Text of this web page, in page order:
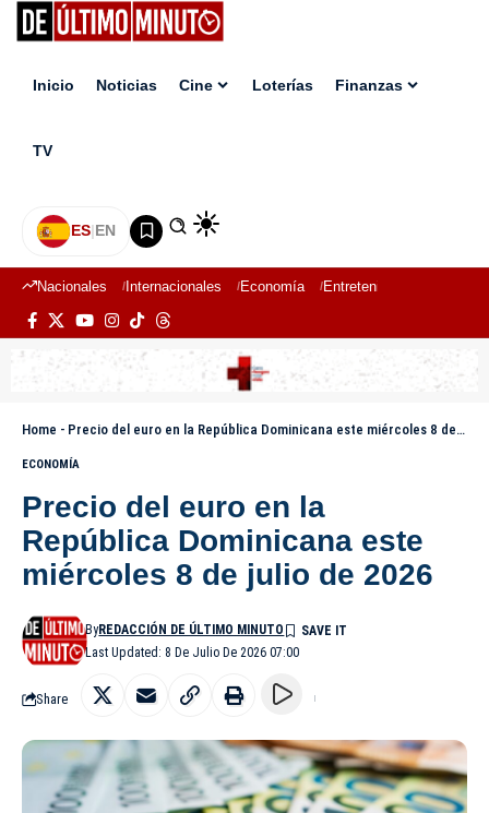
Inicio Noticias Cine Loterías Finanzas
TV
ES|EN
Nacionales Internacionales Economía Entretenimiento
Home - Precio del euro en la República Dominicana este miércoles 8 de julio de 2026
ECONOMÍA
Precio del euro en la
República Dominicana este
miércoles 8 de julio de 2026
Last Updated: 8 De Julio De 2026 07:00
ByREDACCIÓN DE ÚLTIMO MINUTO
Share